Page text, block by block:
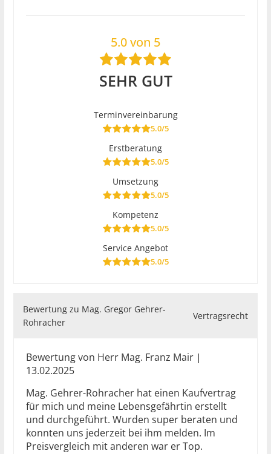
5.0 von 5
SEHR GUT
Terminvereinbarung
5.0/5
Erstberatung
5.0/5
Umsetzung
5.0/5
Kompetenz
5.0/5
Service Angebot
5.0/5
Bewertung zu Mag. Gregor Gehrer-
Rohracher
Vertragsrecht
Bewertung von Herr Mag. Franz Mair |
13.02.2025
Mag. Gehrer-Rohracher hat einen Kaufvertrag
für mich und meine Lebensgefährtin erstellt
und durchgeführt. Wurden super beraten und
konnten uns jederzeit bei ihm melden. Im
Preisvergleich mit anderen war er Top.